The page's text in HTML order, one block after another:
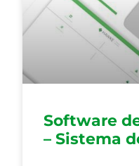
Software
– Sistema